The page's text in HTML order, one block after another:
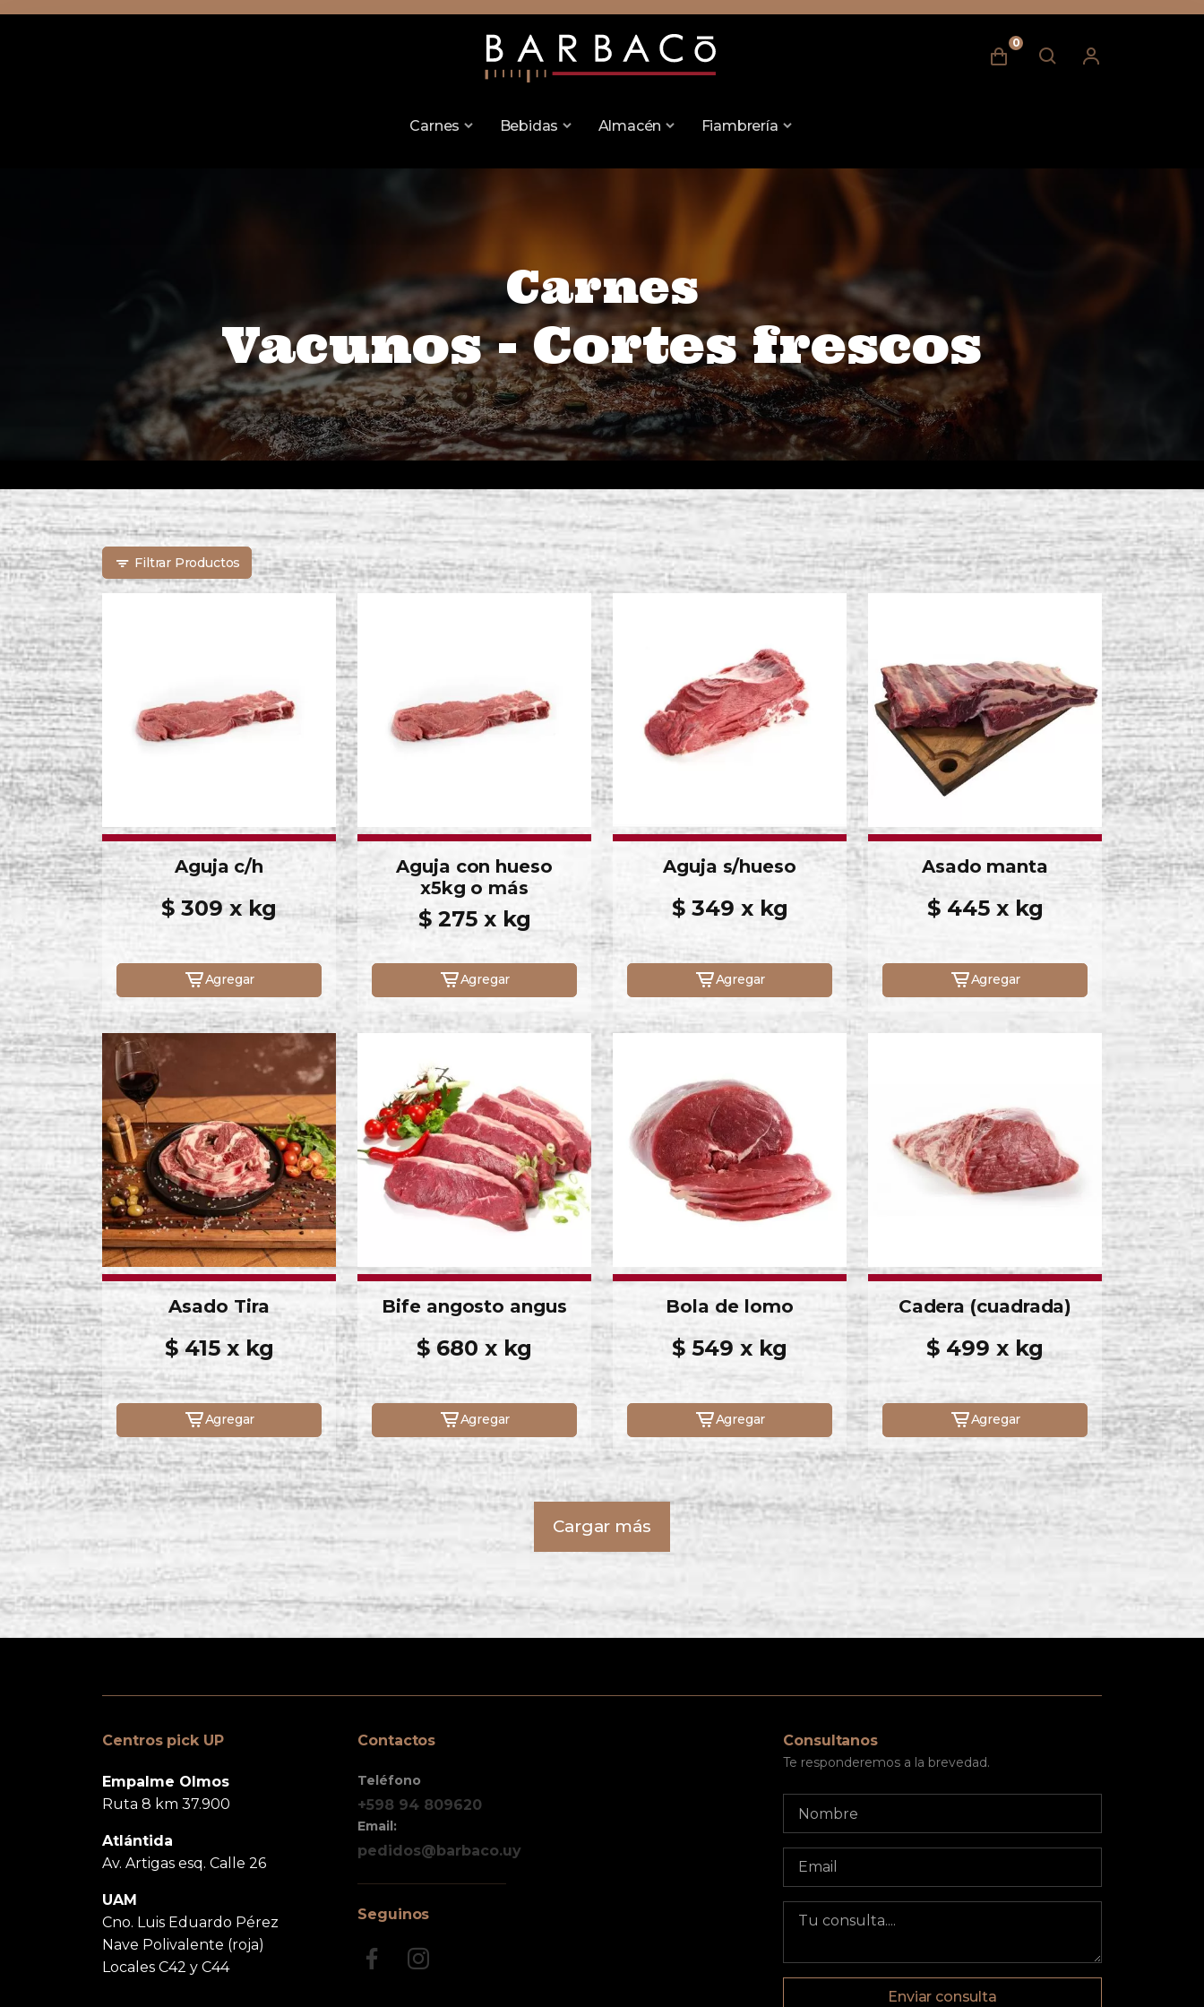
0
Carnes Bebidas Almacén Fiambrería
Carnes
Vacunos - Cortes frescos
Filtrar Productos
Aguja c/h
$ 309 x kg
Agregar
Aguja con hueso
x5kg o más
$ 275 x kg
Agregar
Aguja s/hueso
$ 349 x kg
Agregar
Asado manta
$ 445 x kg
Agregar
Asado Tira
$ 415 x kg
Agregar
Bife angosto angus
$ 680 x kg
Agregar
Bola de lomo
$ 549 x kg
Agregar
Cadera (cuadrada)
$ 499 x kg
Agregar
Cargar más
Centros pick UP
Empalme Olmos
Ruta 8 km 37.900
Atlántida
Av. Artigas esq. Calle 26
UAM
Cno. Luis Eduardo Pérez
Nave Polivalente (roja)
Locales C42 y C44
Contactos
Teléfono
+598 94 809620
Email:
pedidos@barbaco.uy
Seguinos
Consultanos
Te responderemos a la brevedad.
Enviar consulta